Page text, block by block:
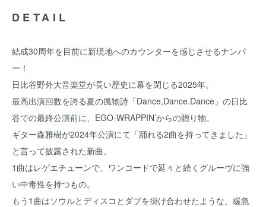
DETAIL
結成30周年を目前に新境地へのカウンターを感じさせるナンバ
ー！
日比谷野外大音楽堂が長い歴史に幕を閉じる2025年。
最高出演回数を誇る夏の風物詩「Dance,Dance.Dance」の日比
谷での最終公演前に、EGO-WRAPPIN’からの贈り物。
ギター森雅樹が2024年公演にて「踊れる2曲を持ってきました」
と言って披露された新曲。
1曲はレゲエチューンで、ワンコードで延々と続くグルーヴに強
い中毒性を持つもの。
もう1曲はソウルとディスコとダブを掛け合わせたような、緩急